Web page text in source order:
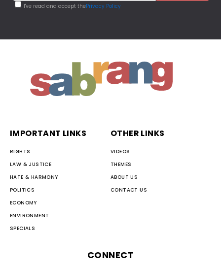
I've read and accept thePrivacy Policy
IMPORTANT LINKS
RIGHTS
LAW & JUSTICE
HATE & HARMONY
POLITICS
ECONOMY
ENVIRONMENT
SPECIALS
OTHER LINKS
VIDEOS
THEMES
ABOUT US
CONTACT US
CONNECT